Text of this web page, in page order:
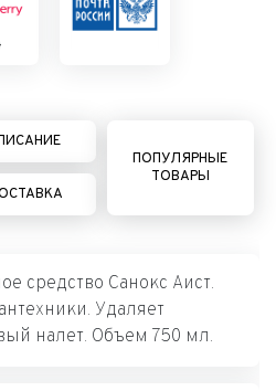
ПОПУЛЯРНЫЕ
ТОВАРЫ
средство Санокс Аист.
Удаляет
налет. Объем 750 мл.